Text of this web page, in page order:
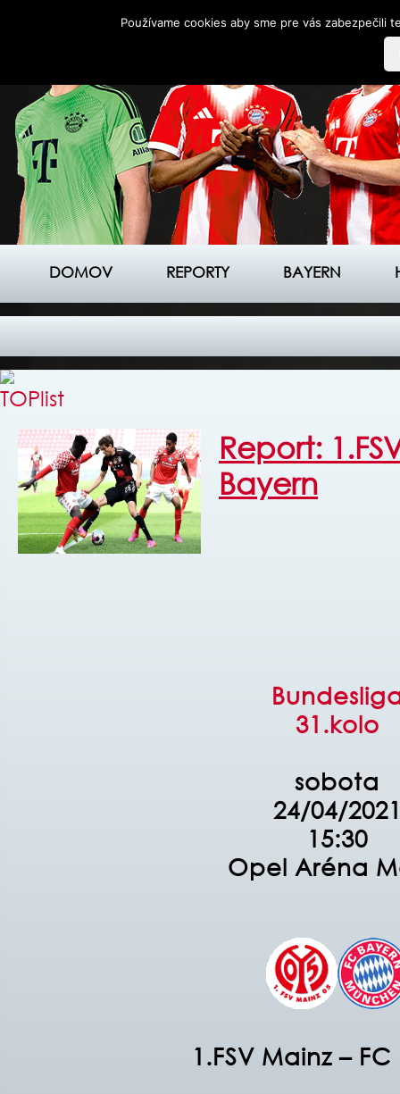
DOMOV REPORTY BAYERN
Report:
Bayern
31.kolo
sobota
24/04/
15:30
Opel Aréna
1.FSV Mainz –
Používame cookies aby sme pre vás zabezpečili